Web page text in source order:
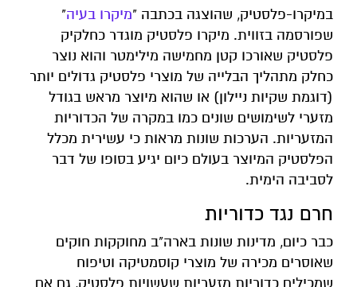
במיקרו-פלסטיק, שהוצגה בכתבה "מיקרו בעיה"
שפורסמה בזווית. מיקרו פלסטיק מוגדר כחלקיק
פלסטיק שאורכו קטן מחמישה מילימטר והוא נוצר
כחלק מתהליך הבלייה של מוצרי פלסטיק גדולים יותר
(דוגמת שקיות ניילון) או שהוא מיוצר מראש בגודל
מזערי לשימושים שונים כמו במקרה של הכדוריות
המזעריות. הערכות שונות מראות כי עשירית מכלל
הפלסטיק המיוצר בעולם כיום יגיע בסופו של דבר
לסביבה הימית.
חרם נגד כדוריות
כבר כיום, מדינות שונות בארה"ב מחוקקות חוקים
שאוסרים מכירה של מוצרי קוסמטיקה וטיפוח
שמכילים כדוריות מזעריות שעשויות פלסטיק, גם אם